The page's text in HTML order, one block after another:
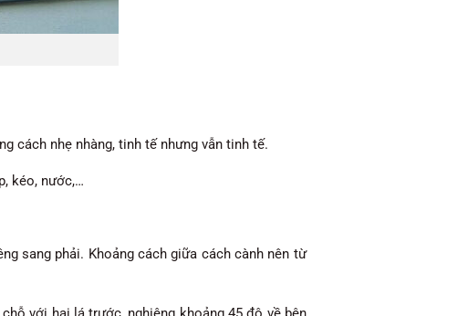
cách nhẹ nhàng, tinh tế nhưng vẫn tinh tế.
kéo, nước,…
sang phải. Khoảng cách giữa cách cành nên từ